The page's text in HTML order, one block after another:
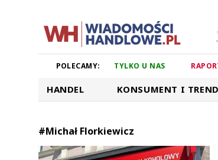
POLECAMY: TYLKO U NAS
HANDEL KONSUMENT I
#Michał Florkiewicz